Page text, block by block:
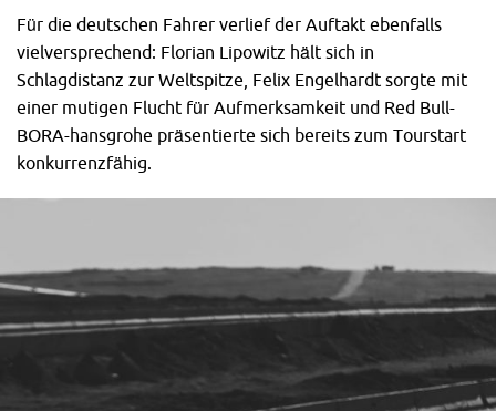
Für die deutschen Fahrer verlief der Auftakt ebenfalls
vielversprechend: Florian Lipowitz hält sich in
Schlagdistanz zur Weltspitze, Felix Engelhardt sorgte mit
einer mutigen Flucht für Aufmerksamkeit und Red Bull-
BORA-hansgrohe präsentierte sich bereits zum Tourstart
konkurrenzfähig.